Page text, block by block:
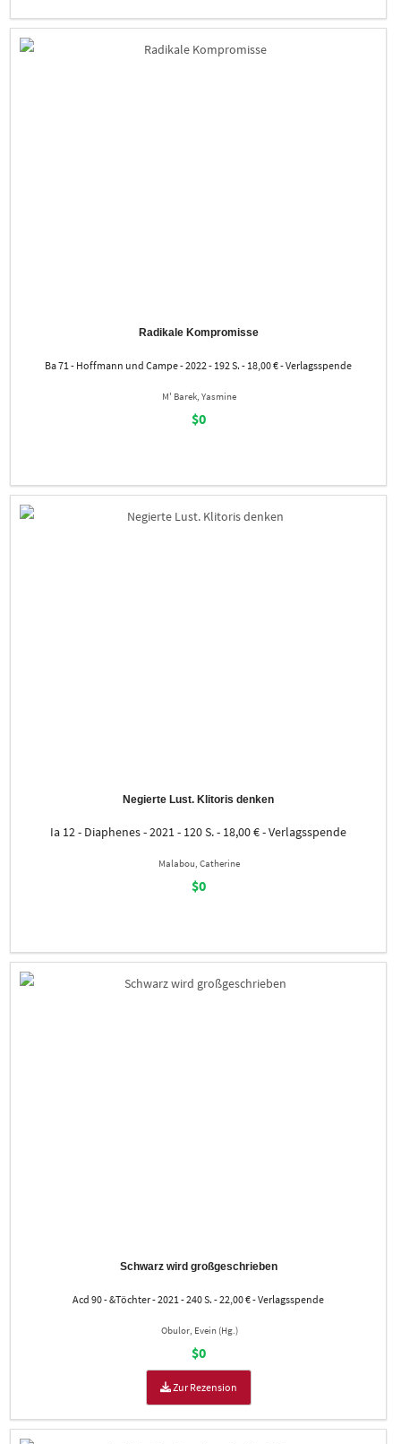
Radikale Kompromisse
Ba 71 - Hoffmann und Campe - 2022 - 192 S. - 18,00 € - Verlagsspende
M' Barek, Yasmine
$0
Negierte Lust. Klitoris denken
Ia 12 - Diaphenes - 2021 - 120 S. - 18,00 € - Verlagsspende
Malabou, Catherine
$0
Schwarz wird großgeschrieben
Acd 90 - &Töchter - 2021 - 240 S. - 22,00 € - Verlagsspende
Obulor, Evein (Hg.)
$0
Zur Rezension